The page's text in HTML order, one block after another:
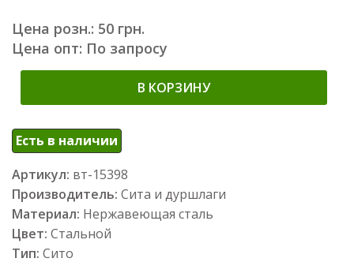
Цена розн.: 50 грн.
Цена опт: По запросу
В КОРЗИНУ
Есть в наличии
Артикул: вт-15398
Производитель: Сита и дуршлаги
Материал: Нержавеющая сталь
Цвет: Стальной
Тип: Сито